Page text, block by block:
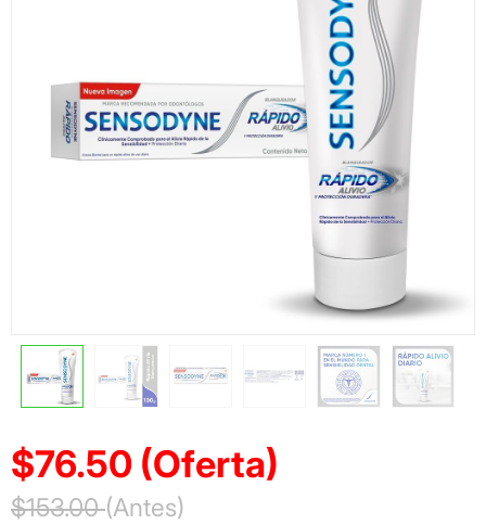
$76.50 (Oferta)
Precio reducido de
$153.00(Antes)